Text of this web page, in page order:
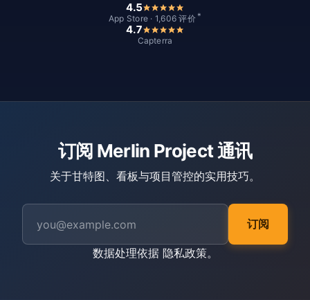
4.5
App Store · 1,606 评价 *
4.7
Capterra
订阅 Merlin Project 通讯
关于甘特图、看板与项目管控的实用技巧。
订阅
数据处理依据 隐私政策。